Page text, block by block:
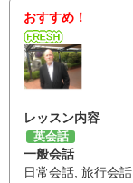
おすすめ！
レッスン内容
英会話
一般会話
日常会話 旅行会話